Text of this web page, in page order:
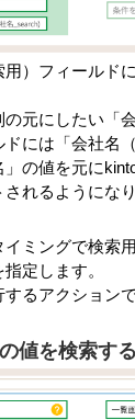
）フィールド
元にしたい「
には「会社名
の値を元に
れるようになり
ミングで検索
指定します。
るアクションで
値を検索す